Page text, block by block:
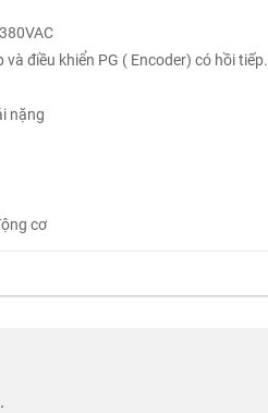
điều khiển PG ( Encoder) có hồi tiếp.
nặng
cơ